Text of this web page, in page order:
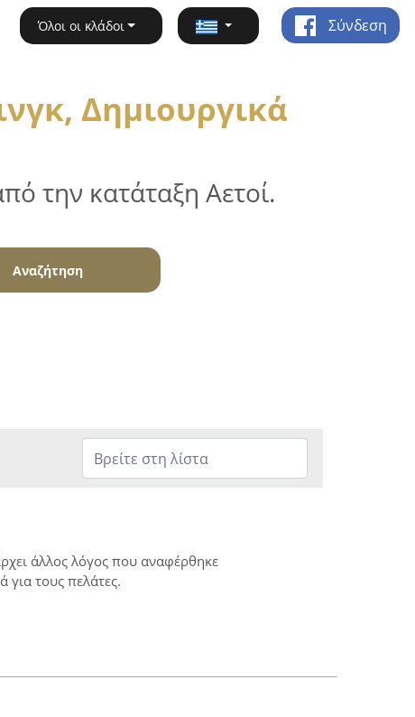
Όλοι οι κλάδοι Σύνδεση
Δημιουργικά
την κατάταξη Αετοί.
Αναζήτηση
άλλος λόγος που αναφέρθηκε
για τους πελάτες.